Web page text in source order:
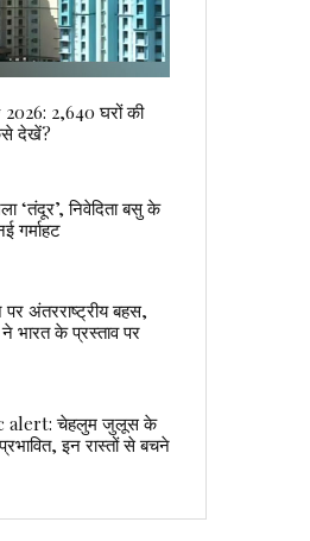
2,640 घरों की
देखें?
‘तंदूर’, निवेदिता बसु के
गर्माहट
अंतरराष्ट्रीय बहस,
भारत के प्रस्ताव पर
alert: चेहलुम जुलूस के
इन रास्तों से बचने